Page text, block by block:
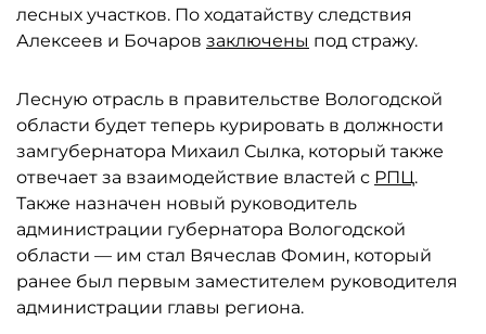
лесных участков. По ходатайству следствия
Алексеев и Бочаров заключены под стражу.
Лесную отрасль в правительстве Вологодской
области будет теперь курировать в должности
замгубернатора Михаил Сылка, который также
отвечает за взаимодействие властей с РПЦ.
Также назначен новый руководитель
администрации губернатора Вологодской
области — им стал Вячеслав Фомин, который
ранее был первым заместителем руководителя
администрации главы региона.